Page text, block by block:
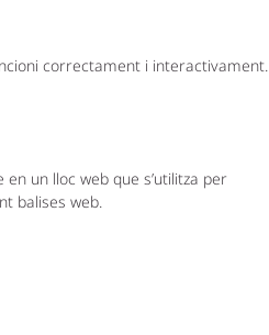
correctament i interactivament.
un lloc web que s’utilitza per
balises web.